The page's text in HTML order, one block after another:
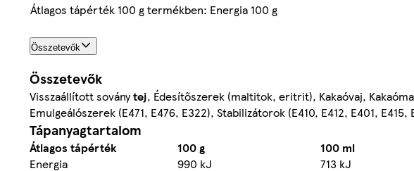
Átlagos tápérték 100 g termékben: Energia 100 g
Összetevők
Összetevők
Visszaállított soványtej, Édesítőszerek (maltitok, eritrit), Kakaóvaj,
Emulgeálószerek (E471, E476, E322), Stabilizátorok (E410, E412, E401,
Tápanyagtartalom
Átlagos tápérték 100 g 100 ml
Energia
990 kJ 713 kJ